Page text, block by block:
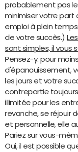
probablement pas le
minimiser votre part
emploi à plein
de votre succès.)
sont simples, il vous
Pensez-y: pour
d'épanouissement,
les jours et votre
contrepartie
illimitée pour les
revanche, se réjouir
et personnelle, elle
Pariez sur vous-
Oui, il est possible